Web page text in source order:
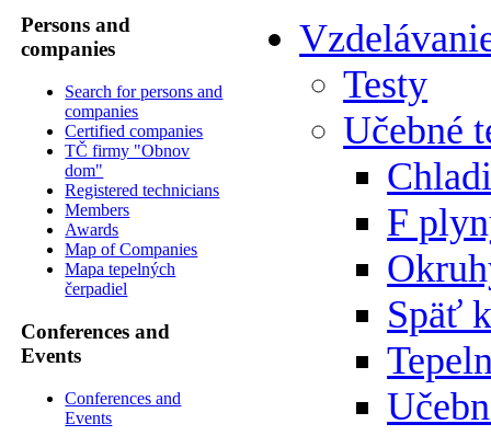
Persons and
companies
Search for persons and
companies
Certified companies
TČ firmy "Obnov
dom"
Registered technicians
Members
Awards
Map of Companies
Mapa tepelných
čerpadiel
Conferences and
Events
Conferences and
Events
Testy
Učebné
F
Späť